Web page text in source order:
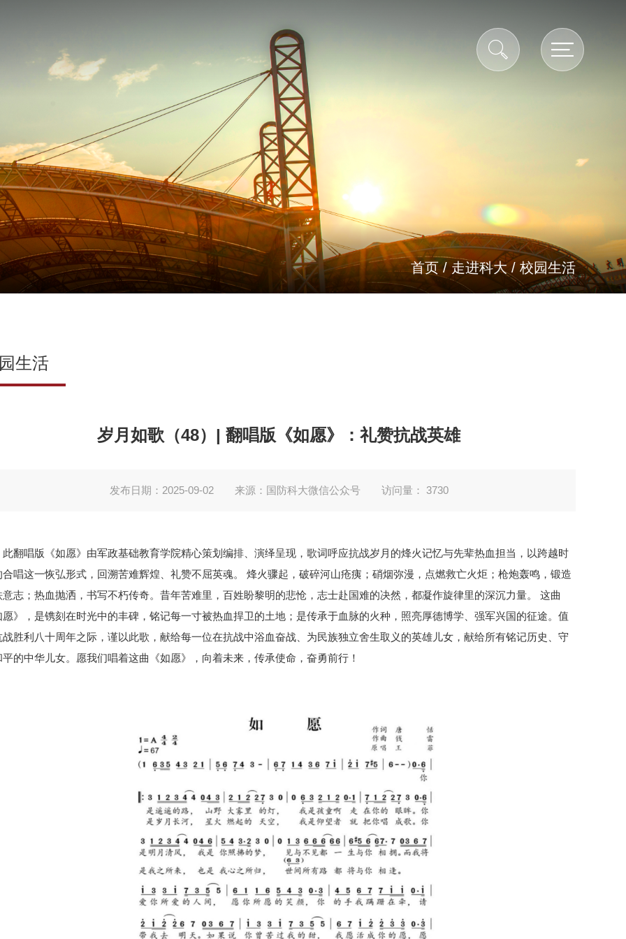
首页/ 走进科大/校园生活
生活
岁月如歌（48）| 翻唱版《如愿》：礼赞抗战英雄
发布日期：2025-09-02 来源：国防科大微信公众号 访问量： 3730
此翻唱版《如愿》由军政基础教育学院精心策划编排、演绎呈现，歌词呼应抗战岁月的烽火记忆与先辈热血担当，以跨越时
合唱这一恢弘形式，回溯苦难辉煌、礼赞不屈英魂。 烽火骤起，破碎河山疮痍；硝烟弥漫，点燃救亡火炬；枪炮轰鸣，锻造
意志；热血抛洒，书写不朽传奇。昔年苦难里，百姓盼黎明的悲怆，志士赴国难的决然，都凝作旋律里的深沉力量。 这曲
愿》，是镌刻在时光中的丰碑，铭记每一寸被热血捍卫的土地；是传承于血脉的火种，照亮厚德博学、强军兴国的征途。值
战胜利八十周年之际，谨以此歌，献给每一位在抗战中浴血奋战、为民族独立舍生取义的英雄儿女，献给所有铭记历史、守
平的中华儿女。愿我们唱着这曲《如愿》，向着未来，传承使命，奋勇前行！